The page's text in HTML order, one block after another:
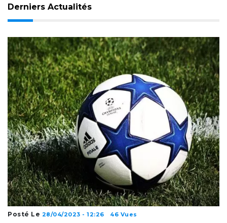
Derniers Actualités
Posté Le 28/04/2023 - 12:26 46 Vues